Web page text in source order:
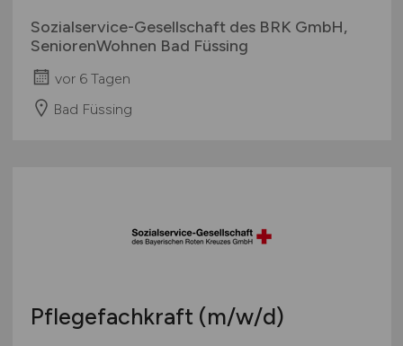
Sozialservice-Gesellschaft des BRK GmbH,
SeniorenWohnen Bad Füssing
vor 6 Tagen
Bad Füssing
Pflegefachkraft (m/w/d)